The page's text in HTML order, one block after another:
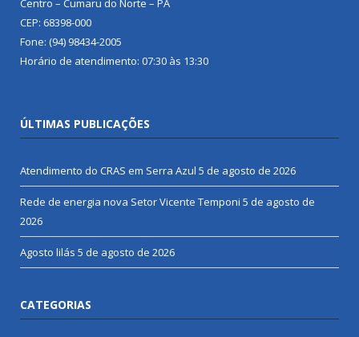
Centro – Cumaru do Norte – PA
CEP: 68398-000
Fone: (94) 98434-2005
Horário de atendimento: 07:30 às 13:30
ÚLTIMAS PUBLICAÇÕES
Atendimento do CRAS em Serra Azul 5 de agosto de 2026
Rede de energia nova Setor Vicente Temponi 5 de agosto de
2026
Agosto lilás 5 de agosto de 2026
CATEGORIAS